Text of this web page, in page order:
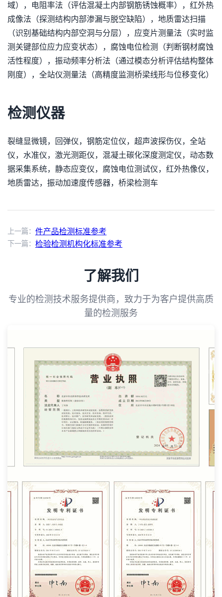
域），电阻率法（评估混凝土内部钢筋锈蚀概率），红外热
成像法（探测结构内部渗漏与脱空缺陷），地质雷达扫描
（识别基础结构内部空洞与分层），应变片测量法（实时监
测关键部位应力应变状态），腐蚀电位检测（判断钢材腐蚀
活性程度），振动频率分析法（通过模态分析评估结构整体
刚度），全站仪测量法（高精度监测桥梁线形与位移变化）
检测仪器
裂缝显微镜，回弹仪，钢筋定位仪，超声波探伤仪，全站
仪，水准仪，激光测距仪，混凝土碳化深度测定仪，动态数
据采集系统，静态应变仪，腐蚀电位测试仪，红外热像仪，
地质雷达，振动加速度传感器，桥梁检测车
上一篇： 件产品检测标准参考
下一篇： 检验检测机构化标准参考
了解我们
专业的检测技术服务提供商，致力于为客户提供高质
量的检测服务